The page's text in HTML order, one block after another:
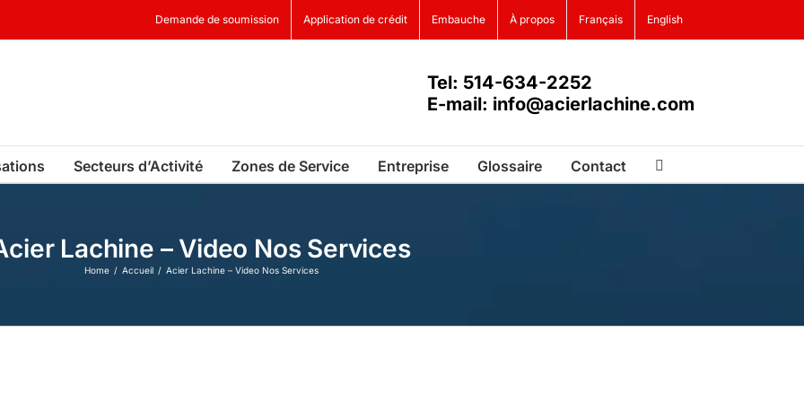
Demande de soumission Application de crédit Embauche À propos Français English
Tel: 514-634-2252
E-mail: info@acierlachine.com
Secteurs d’Activité Zones de Service Entreprise Glossaire Contact
Lachine – Video Nos Services
Home Accueil Acier Lachine – Video Nos Services